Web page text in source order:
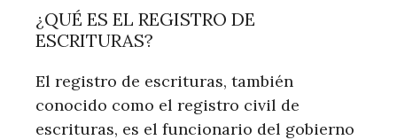
¿QUÉ ES EL REGISTRO DE
ESCRITURAS?
El registro de escrituras, también
conocido como el registro civil de
escrituras, es el funcionario del gobierno